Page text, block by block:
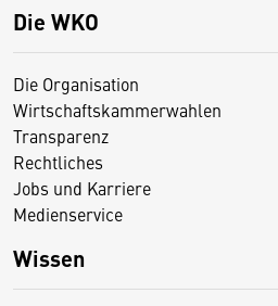
Die WKO
Die Organisation
Wirtschaftskammerwahlen
Transparenz
Rechtliches
Jobs und Karriere
Medienservice
Wissen